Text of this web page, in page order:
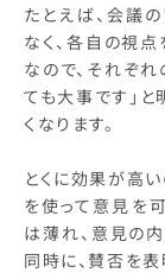
たとえば、会議
なく、各自の視点
なので、それぞ
ても大事です」
くなります。
とくに効果が高い
を使って意見を
は薄れ、意見の
同時に、賛否を表